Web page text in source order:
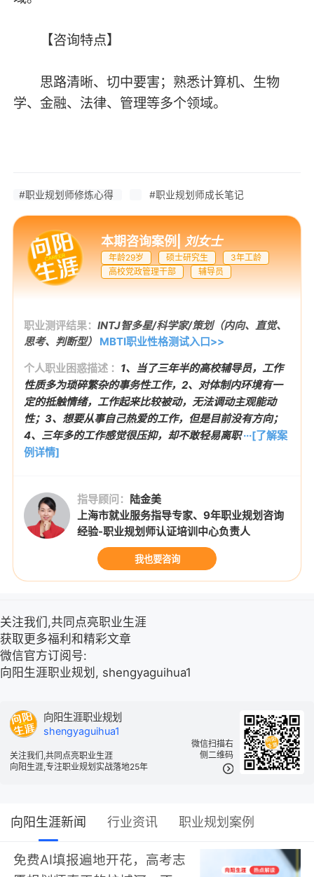
【咨询特点】
思路清晰、切中要害；熟悉计算机、生物
学、金融、法律、管理等多个领域。
#职业规划师修炼心得 #职业规划师成长笔记
本期咨询案例 刘女士
年龄29岁 硕士研究生
3年工龄
高校党政管理干部
辅导员
职业测评结果： INTJ智多星/科学家/策划（内向、直觉、
思考、判断型）
MBTI职业性格测试入口>>
个人职业困惑描述 ： 1、当了三年半的高校辅导员，工作
性质多为琐碎繁杂的事务性工作，2、对体制内环境有一
定的抵触情绪，工作起来比较被动，无法调动主观能动
性；3、想要从事自己热爱的工作，但是目前没有方向；
4、三年多的工作感觉很压抑，却不敢轻易离职···[了解案
例详情]
指导顾问： 陆金美
上海市就业服务指导专家、9年职业规划咨询
经验-职业规划师认证培训中心负责人
我也要咨询
关注我们,共同点亮职业生涯
获取更多福利和精彩文章
微信官方订阅号:
向阳生涯职业规划, shengyaguihua1
微信扫描右
侧二维码
向阳生涯职业规划
shengyaguihua1
关注我们,共同点亮职业生涯
向阳生涯,专注职业规划实战落地25年
向阳生涯新闻 行业资讯 职业规划案例
免费AI填报遍地开花，高考志